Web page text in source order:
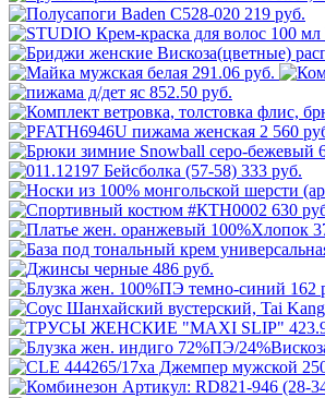
219 руб.
291.06 руб.
852.50 руб.
2 560
333 руб.
630
486 руб.
162